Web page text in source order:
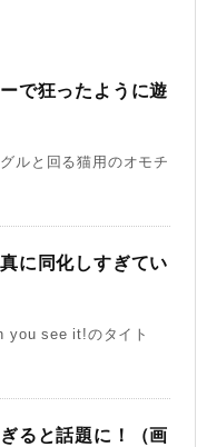
で狂ったように遊
ルと回る猫用のオモチ
に同化しすぎてい
you see it!のタイト
ると話題に！（画